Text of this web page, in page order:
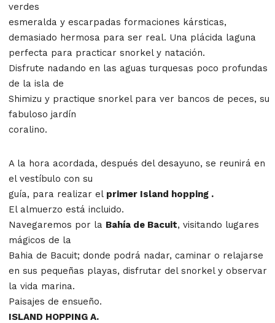
verdes
esmeralda y escarpadas formaciones kársticas,
demasiado hermosa para ser real. Una plácida laguna
perfecta para practicar snorkel y natación.
Disfrute nadando en las aguas turquesas poco profundas
de la isla de
Shimizu y practique snorkel para ver bancos de peces, su
fabuloso jardín
coralino.
A la hora acordada, después del desayuno, se reunirá en
el vestíbulo con su
guía, para realizar el primer Island hopping .
El almuerzo está incluido.
Navegaremos por la Bahía de Bacuit, visitando lugares
mágicos de la
Bahia de Bacuit; donde podrá nadar, caminar o relajarse
en sus pequeñas playas, disfrutar del snorkel y observar
la vida marina.
Paisajes de ensueño.
ISLAND HOPPING A.